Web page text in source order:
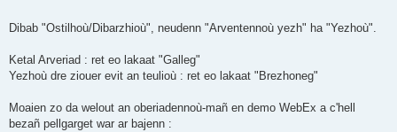
Dibab "Ostilhoù/Dibarzhioù", neudenn "Arventennoù yezh" ha "Yezhoù".
Ketal Arveriad : ret eo lakaat "Galleg"
Yezhoù dre ziouer evit an teulioù : ret eo lakaat "Brezhoneg"
Moaien zo da welout an oberiadennoù-mañ en demo WebEx a c'hell
bezañ pellgarget war ar bajenn :